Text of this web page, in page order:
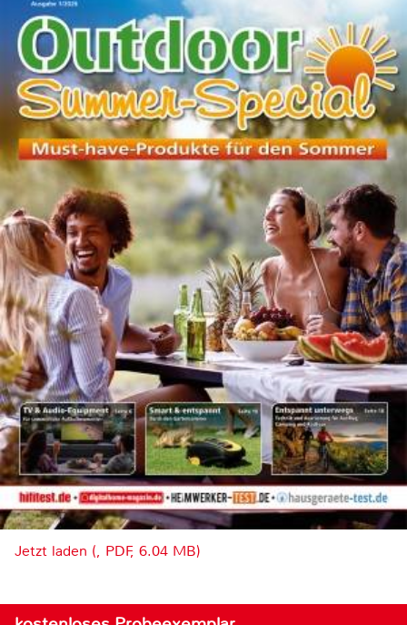
Jetzt laden (, PDF, 6.04 MB)